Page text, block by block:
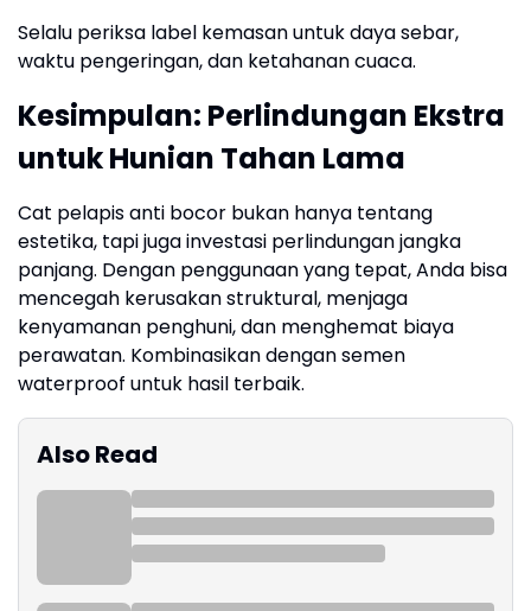
Selalu periksa label kemasan untuk daya sebar,
waktu pengeringan, dan ketahanan cuaca.
Kesimpulan: Perlindungan Ekstra
untuk Hunian Tahan Lama
Cat pelapis anti bocor bukan hanya tentang
estetika, tapi juga investasi perlindungan jangka
panjang. Dengan penggunaan yang tepat, Anda bisa
mencegah kerusakan struktural, menjaga
kenyamanan penghuni, dan menghemat biaya
perawatan. Kombinasikan dengan semen
waterproof untuk hasil terbaik.
Also Read